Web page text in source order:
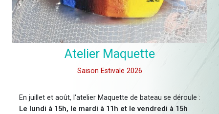
Atelier Maquette
Saison Estivale 2026
En juillet et août, l'atelier Maquette de bateau se déroule :
Le lundi à 15h, le mardi à 11h et le vendredi à 15h